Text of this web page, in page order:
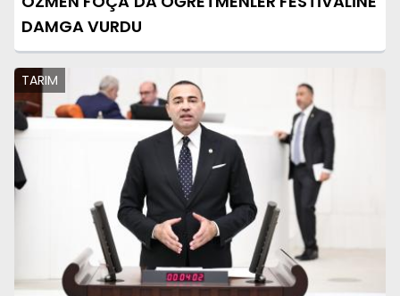
DAMGA VURDU
TARIM